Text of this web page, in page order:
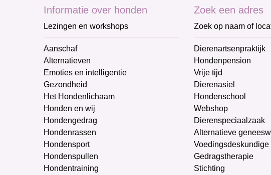
Informatie over honden
Lezingen en workshops
Aanschaf
Alternatieven
Emoties en intelligentie
Gezondheid
Het Hondenlichaam
Honden en wij
Hondengedrag
Hondenrassen
Hondensport
Hondenspullen
Hondentraining
Zoek een adres
Zoek op naam of
Dierenartsenpraktijk
Hondenpension
Vrije tijd
Dierenasiel
Hondenschool
Webshop
Dierenspeciaalzaak
Alternatieve
Voedingsdeskundige
Gedragstherapie
Stichting